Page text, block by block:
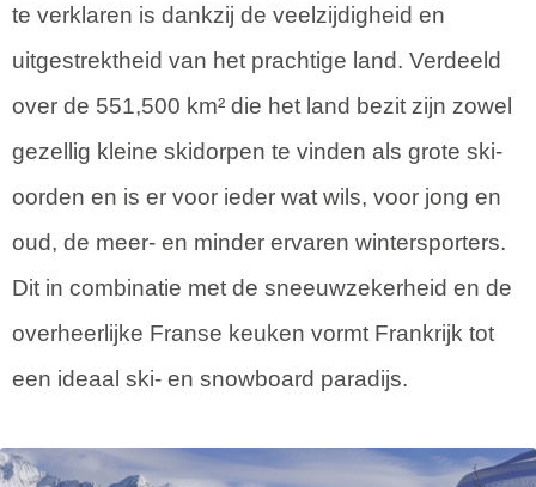
te verklaren is dankzij de veelzijdigheid en
uitgestrektheid van het prachtige land. Verdeeld
over de 551,500 km² die het land bezit zijn zowel
gezellig kleine skidorpen te vinden als grote ski-
oorden en is er voor ieder wat wils, voor jong en
oud, de meer- en minder ervaren wintersporters.
Dit in combinatie met de sneeuwzekerheid en de
overheerlijke Franse keuken vormt Frankrijk tot
een ideaal ski- en snowboard paradijs.